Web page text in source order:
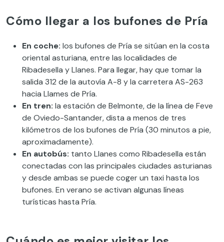
Cómo llegar a los bufones de Pría
En coche: los bufones de Pría se sitúan en la costa
oriental asturiana, entre las localidades de
Ribadesella y Llanes. Para llegar, hay que tomar la
salida 312 de la autovía A-8 y la carretera AS-263
hacia Llames de Pría.
En tren: la estación de Belmonte, de la línea de Feve
de Oviedo-Santander, dista a menos de tres
kilómetros de los bufones de Pría (30 minutos a pie,
aproximadamente).
En autobús: tanto Llanes como Ribadesella están
conectadas con las principales ciudades asturianas
y desde ambas se puede coger un taxi hasta los
bufones. En verano se activan algunas líneas
turísticas hasta Pría.